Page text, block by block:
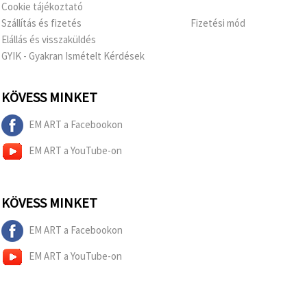
gombra
kattintva.
Fogadja
mindet
Beállítások
Cookie tájékoztató
Szállítás és fizetés
Elállás és visszaküldés
GYIK - Gyakran Ismételt Kérdések
Fizetési mód
KÖVESS MINKET
EM ART a Facebookon
EM ART a YouTube-on
KÖVESS MINKET
EM ART a Facebookon
EM ART a YouTube-on